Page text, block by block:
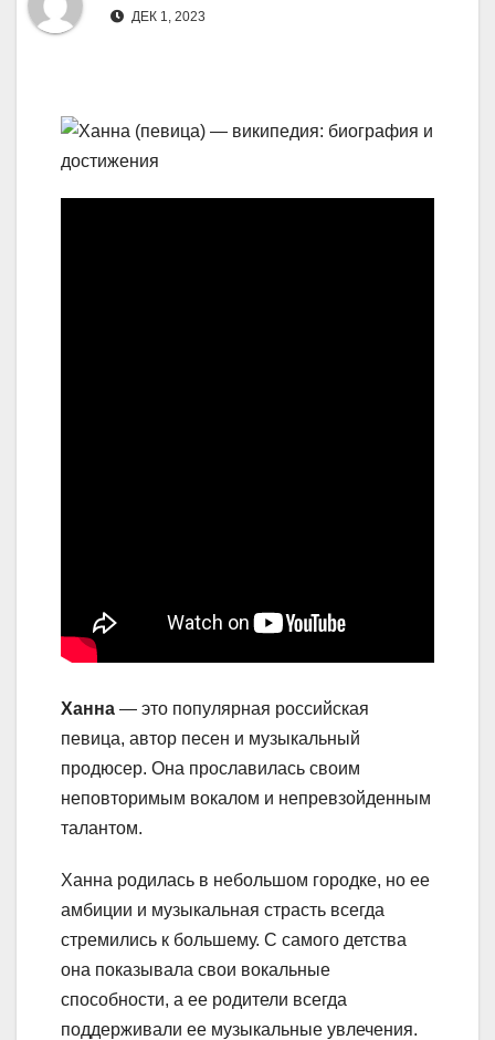
ДЕК 1, 2023
Ханна — это популярная российская
певица, автор песен и музыкальный
продюсер. Она прославилась своим
неповторимым вокалом и непревзойденным
талантом.
Ханна родилась в небольшом городке, но ее
амбиции и музыкальная страсть всегда
стремились к большему. С самого детства
она показывала свои вокальные
способности, а ее родители всегда
поддерживали ее музыкальные увлечения.